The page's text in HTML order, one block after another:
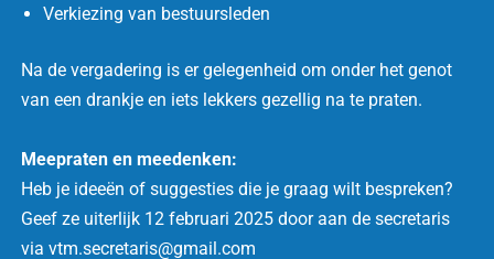
Verkiezing van bestuursleden
Na de vergadering is er gelegenheid om onder het genot
van een drankje en iets lekkers gezellig na te praten.
Meepraten en meedenken:
Heb je ideeën of suggesties die je graag wilt bespreken?
Geef ze uiterlijk 12 februari 2025 door aan de secretaris
via vtm.secretaris@gmail.com